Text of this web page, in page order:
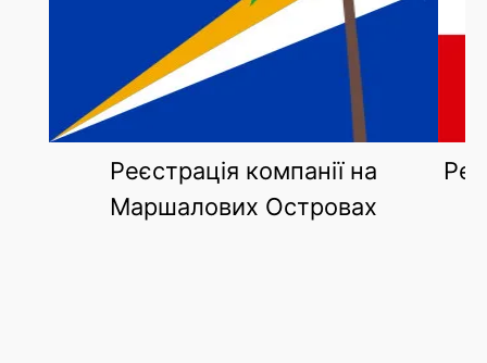
Реєстрація компанії на
Маршалових Островах